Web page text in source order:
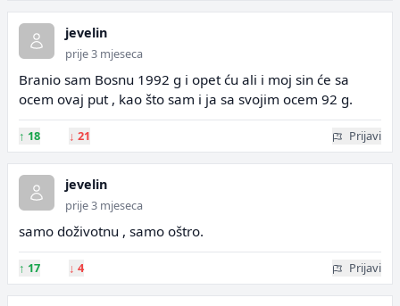
jevelin
prije 3 mjeseca
Branio sam Bosnu 1992 g i opet ću ali i moj sin će sa
ocem ovaj put , kao što sam i ja sa svojim ocem 92 g.
↑ 18 ↓ 21 Prijavi
jevelin
prije 3 mjeseca
samo doživotnu , samo oštro.
↑ 17 ↓ 4 Prijavi